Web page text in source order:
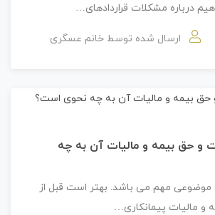
درباره مشکلات قراردادهای…
ارسال شده توسط خانم عسگری
و حق بیمه و مالیات آن به چه
موضوعی مهم می باشد. بهتر است قبل از
و مالیات پیمانکاری…